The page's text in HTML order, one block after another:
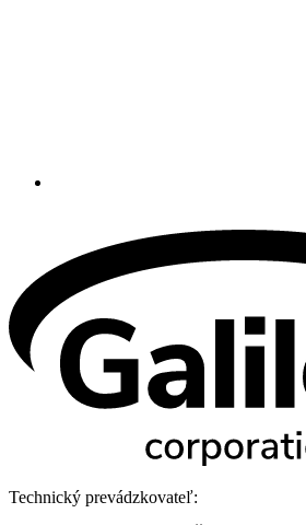
Technický prevádzkovateľ: